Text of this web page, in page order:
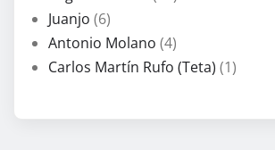
Juanjo (6)
Antonio Molano (4)
Carlos Martín Rufo (Teta) (1)